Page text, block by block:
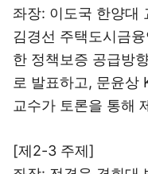
좌장: 이도국 한양대
김경선 주택도시금
한 정책보증 공급방
로 발표하고, 문윤상
교수가 토론을 통해
[제2-3 주제]